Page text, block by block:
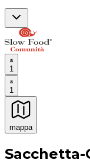
1
1
mappa
Esperienze
Sacchetta-